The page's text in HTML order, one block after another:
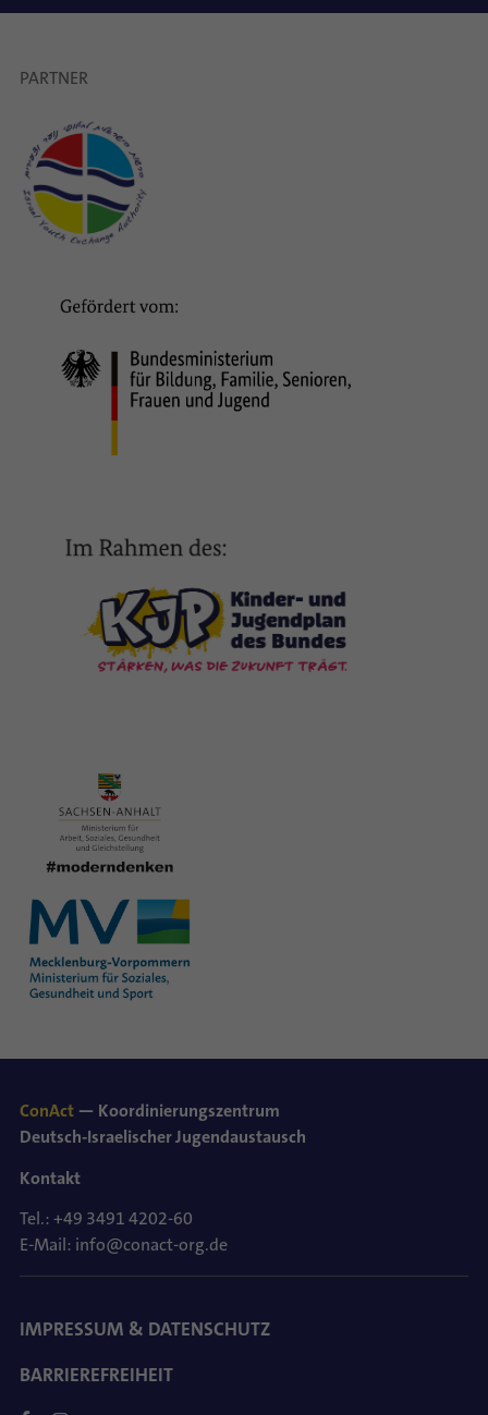
PARTNER
ConAct — Koordinierungszentrum
Deutsch-Israelischer Jugendaustausch
Kontakt
Tel.: +49 3491 4202-60
E-Mail: info@conact-org.de
IMPRESSUM & DATENSCHUTZ
BARRIEREFREIHEIT